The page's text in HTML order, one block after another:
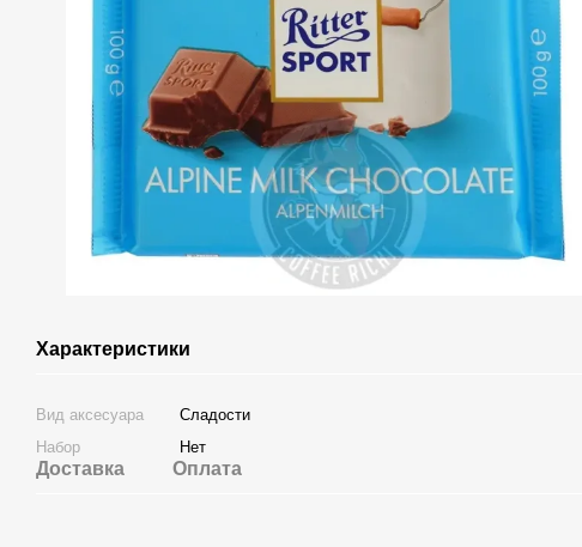
Характеристики
Вид аксесуара
Сладости
Набор
Нет
Доставка Оплата